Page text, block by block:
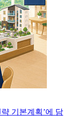
기본계획’에 담